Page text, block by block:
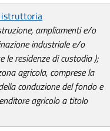
istruttoria
ampliamenti e/o
industriale e/o
le residenze di custodia );
agricola, comprese la
conduzione del fondo e
agricolo a titolo